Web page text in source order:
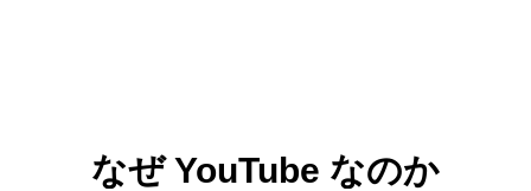
なぜ YouTube なのか